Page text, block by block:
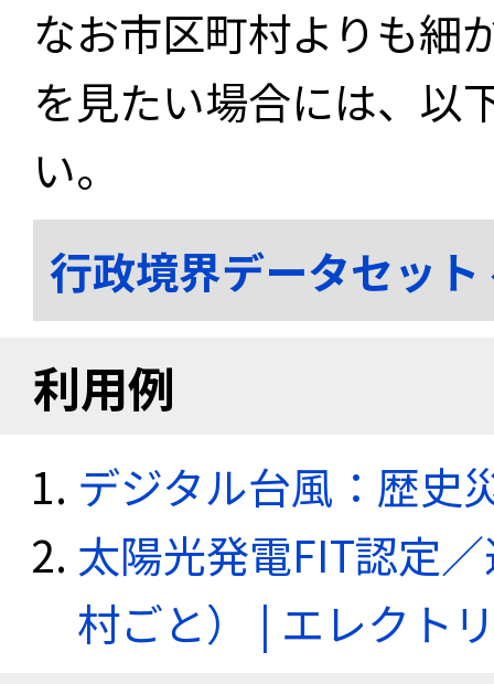
なお市区町村よりも細
を見たい場合には、以
い。
行政境界データセッ
利用例
デジタル台風：歴史
太陽光発電FIT認定
村ごと） | エレクト